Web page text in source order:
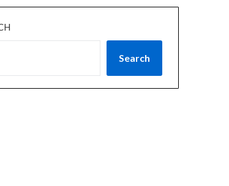
Search